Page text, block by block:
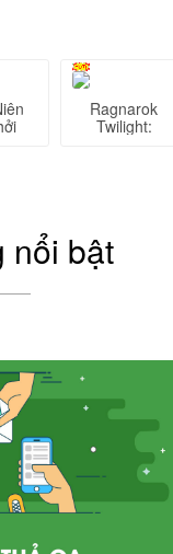
Ragnarok
Twilight:
nổi bật